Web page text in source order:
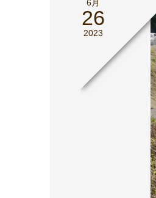
6月
26
2023